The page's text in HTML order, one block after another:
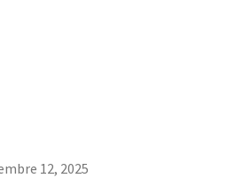
12, 2025